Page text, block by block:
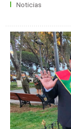
Noticias